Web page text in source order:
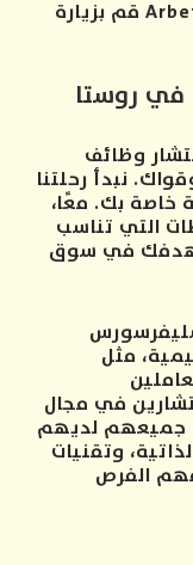
قم بزيارة Arbetsförmedlingen هنا لقراءة المزيد
في روستا
وظائف
نبدأ رحلتنا
خاصة بك. معًا،
التي تناسب
هدفك في سوق
مثل
في مجال
جميعهم لديهم
وتقنيات
الفرص